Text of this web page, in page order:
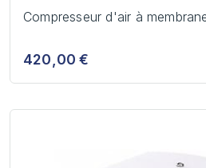
Compresseur d'air à
420,00 €